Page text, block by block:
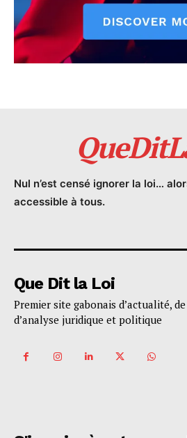
Nul n’est censé ignorer la loi…
accessible à tous.
Que Dit la Loi
Premier site gabonais d’actualité,
d’analyse juridique et politique